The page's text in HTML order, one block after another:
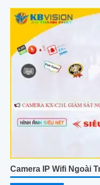
Camera IP Wifi Ngoài